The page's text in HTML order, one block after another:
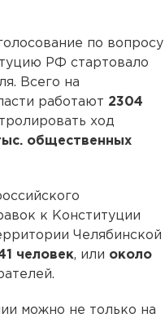
по вопросу
РФ стартовало
Всего на
работают 2304
ход
общественных
к Конституции
Челябинской
человек, или около
можно не только на